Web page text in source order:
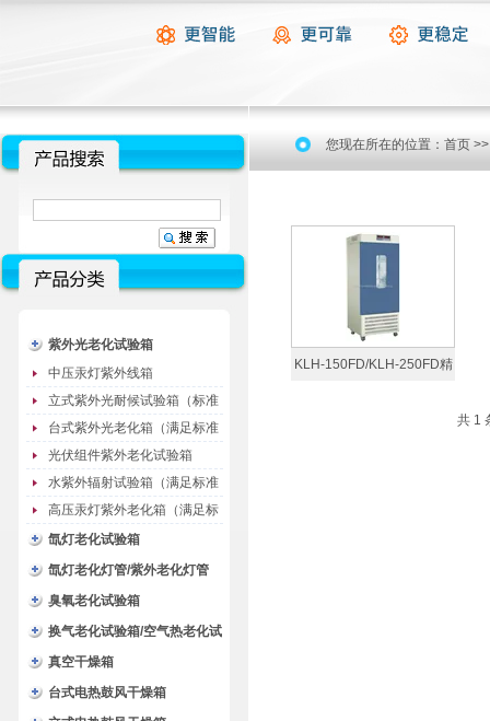
紫外光老化试验箱
中压汞灯紫外线箱
立式紫外光耐候试验箱（标准
型）
台式紫外光老化箱（满足标准
GB/T16776）
光伏组件紫外老化试验箱
水紫外辐射试验箱（满足标准
JC485-1992）
高压汞灯紫外老化箱（满足标
准GB/T16777）
氙灯老化试验箱
氙灯老化灯管/紫外老化灯管
（耗材）
臭氧老化试验箱
换气老化试验箱/空气热老化试
验箱
真空干燥箱
台式电热鼓风干燥箱
您现在所在的位置： 首页
KLH-150FD/KLH-250FD精
共 1